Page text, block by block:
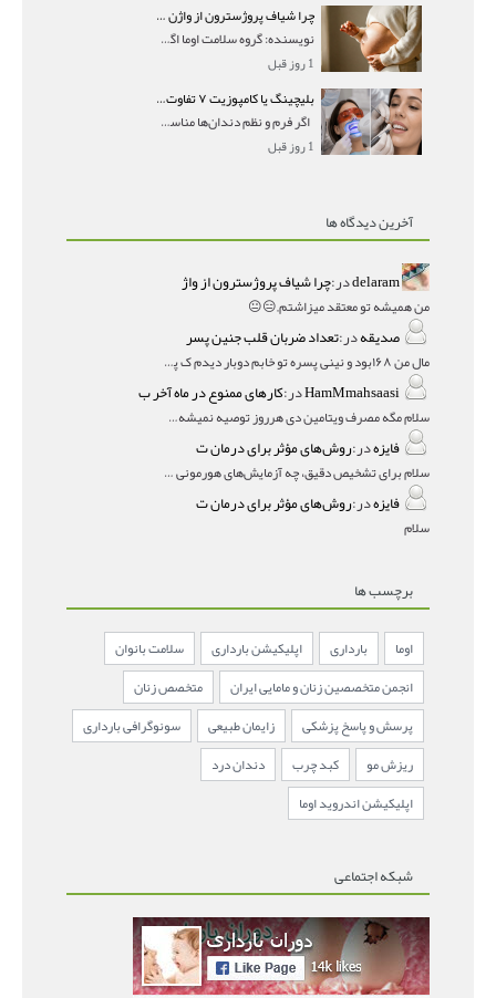
چرا شیاف پروژسترون از واژن بیرون می‌ریزد؟ میزان جذب و زمان صحیح مصرف
نویسنده: گروه سلامت اوما اگر بعد از گذاشتن شیاف پر
1 روز قبل
بلیچینگ یا کامپوزیت ۷ تفاوت مهم برای انتخاب درست
اگر فرم و نظم دندان‌ها مناسب است و مشکل
1 روز قبل
آخرین دیدگاه ها
delaramدر:چرا شیاف پروژسترون از واژ
من همیشه تو معتقد میزاشتم,,😑😐
صدیقهدر:تعداد ضربان قلب جنین پسر
مال من ۱۶۸بود و نینی پسره تو خابم دوبار دیدم ک پسره
HamMmahsaasiدر:کارهای ممنوع در ماه آخر ب
سلام مگه مصرف ویتامین دی هرروز توصیه نمیشه؟درمقاله میگه
فایزهدر:روش‌های مؤثر برای درمان ت
سلام برای تشخیص دقیق، چه آزمایش‌های هورمونی و چه سونوگر
فایزهدر:روش‌های مؤثر برای درمان ت
سلام
برچسب ها
اوما بارداری اپلیکیشن بارداری
سلامت بانوان
انجمن متخصصین زنان و مامایی ایران
متخصص زنان
پرسش و پاسخ پزشکی
زایمان طبیعی
سونوگرافی بارداری
ریزش مو
کبد چرب
دندان درد
اپلیکیشن اندروید اوما
شبکه اجتماعی